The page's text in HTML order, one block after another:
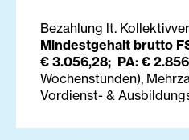
Bezahlung lt.
Mindestgehalt brutto
€ 3.056,28; PA: €
Wochenstunden),
Vordienst- &